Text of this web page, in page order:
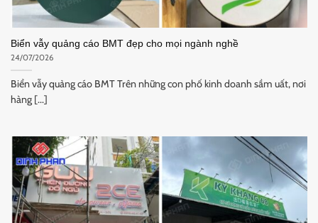
Biển vẫy quảng cáo BMT đẹp cho mọi ngành nghề
24/07/2026
Biển vẫy quảng cáo BMT Trên những con phố kinh doanh sầm uất, nơi
hàng [...]